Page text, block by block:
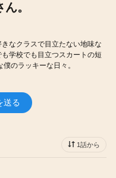
。
なクラスで目立たない地味な
学校でも目立つスカートの短
のラッキーな日々。
送る
1話から